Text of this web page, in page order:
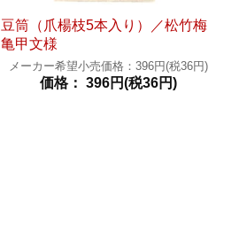
豆筒（爪楊枝5本入り）／松竹梅
亀甲文様
メーカー希望小売価格：396円(税36円)
価格： 396円(税36円)